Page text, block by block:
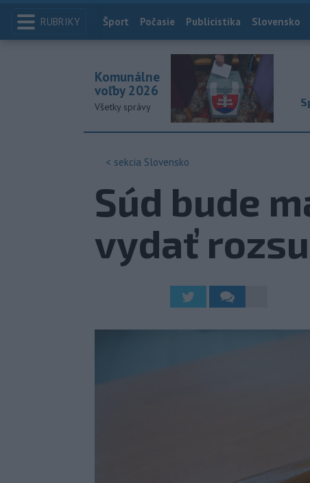
RUBRIKY Index
Šport Počasie Publicistika Slovensko
Komunálne
voľby 2026
Všetky správy
< sekcia Slovensko
Súd bude
vydať